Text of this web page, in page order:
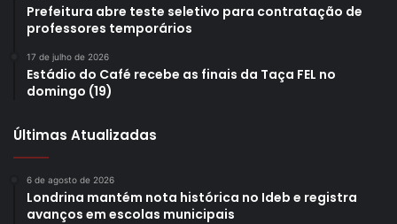
Prefeitura abre teste seletivo para contratação de
professores temporários
17 de julho de 2026
Estádio do Café recebe as finais da Taça FEL no
domingo (19)
Últimas Atualizadas
6 de agosto de 2026
Londrina mantém nota histórica no Ideb e registra
avanços em escolas municipais